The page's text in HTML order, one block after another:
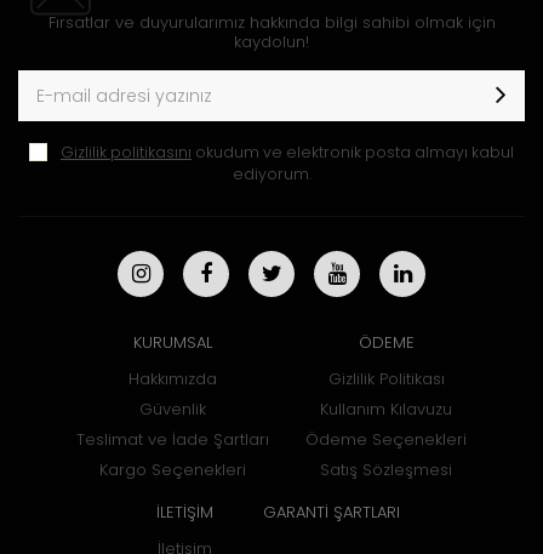
Fırsatlar ve duyurularımız hakkında bilgi sahibi olmak için
kaydolun!
Gizlilik politikasını okudum ve elektronik posta almayı kabul
ediyorum.
KURUMSAL
Hakkımızda
Güvenlik
Teslimat ve İade Şartları
Kargo Seçenekleri
ÖDEME
Gizlilik Politikası
Kullanım Kılavuzu
Ödeme Seçenekleri
Satış Sözleşmesi
İLETİŞİM
İletişim
GARANTİ ŞARTLARI